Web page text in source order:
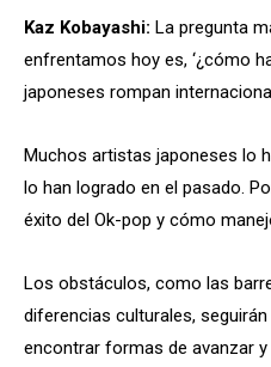
Kaz Kobayashi: La pregunta
enfrentamos hoy es, ‘¿cómo
japoneses rompan
Muchos artistas japoneses lo
lo han logrado en el pasado.
éxito del Ok-pop y cómo
Los obstáculos, como las
diferencias culturales,
encontrar formas de avanzar